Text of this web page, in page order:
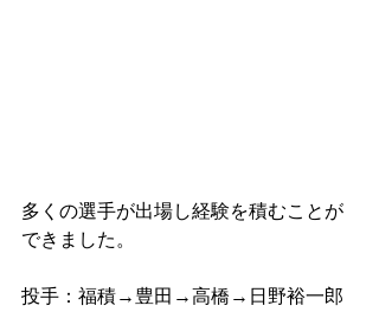
多くの選手が出場し経験を積むことが
できました。
投手：福積→豊田→高橋→日野裕一郎